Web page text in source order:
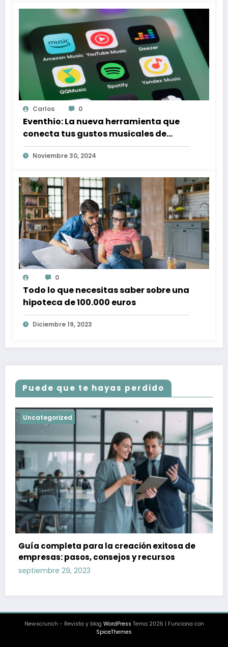
Carlos 0
Eventhio: La nueva herramienta que
conecta tus gustos musicales de
Spotify con conciertos en tu zona
Noviembre 30, 2024
0
Todo lo que necesitas saber sobre una
hipoteca de 100.000 euros
Diciembre 19, 2023
Puede que te hayas perdido
Uncategorized
Guía completa para la creación exitosa de
empresas: pasos, consejos y recursos
septiembre 29, 2023
Newscrunch - Revista y blog WordPress Tema 2026 | Funciona con
SpiceThemes